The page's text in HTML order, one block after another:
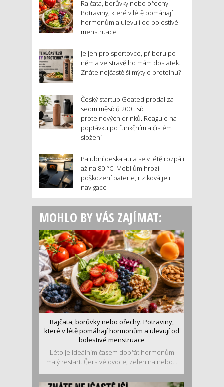
Rajčata, borůvky nebo ořechy.
Potraviny, které v létě pomáhají
hormonům a ulevují od bolestivé
menstruace
Je jen pro sportovce, přiberu po
něm a ve stravě ho mám dostatek.
Znáte nejčastější mýty o proteinu?
Český startup Goated prodal za
sedm měsíců 200 tisíc
proteinových drinků. Reaguje na
poptávku po funkčním a čistém
složení
Palubní deska auta se v létě rozpálí
až na 80 °C. Mobilům hrozí
poškození baterie, riziková je i
navigace
MOHLO BY VÁS ZAJÍMAT:
Rajčata, borůvky nebo ořechy. Potraviny,
které v létě pomáhají hormonům a ulevují od
bolestivé menstruace
Léto je ideálním časem dopřát hormonům
malý restart. Čerstvé ovoce, zelenina nebo...